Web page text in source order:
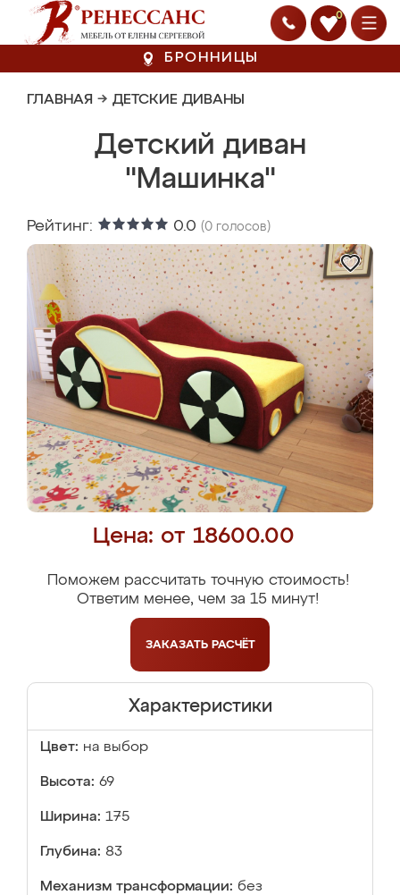
0
БРОННИЦЫ
ГЛАВНАЯ → ДЕТСКИЕ ДИВАНЫ
Детский диван
"Машинка"
Рейтинг: 0.0 (0 голосов)
Цена: от 18600.00
Поможем рассчитать точную стоимость!
Ответим менее, чем за 15 минут!
ЗАКАЗАТЬ РАСЧЁТ
Характеристики
Цвет: на выбор
Высота: 69
Ширина: 175
Глубина: 83
Механизм трансформации: без